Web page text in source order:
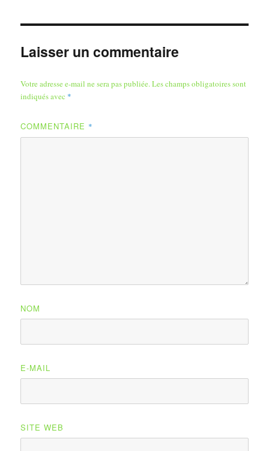
Laisser un commentaire
Votre adresse e-mail ne sera pas publiée.Les champs obligatoires sont
indiqués avec *
COMMENTAIRE *
NOM
E-MAIL
SITE WEB